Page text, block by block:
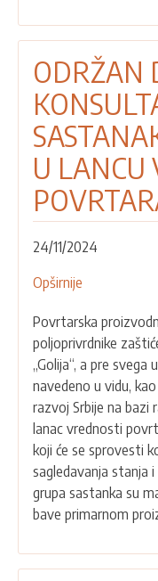
ODRŽAN
U LANCU
24/11/2024
Opširnije
DRUGI
SASTANAK
SA
AKTERIMA
U
LANCU
VREDNOSTI
POVRTARA
Povrtarska
poljoprivrdnike
„Golija“, a pre svega
navedeno u vidu,
razvoj Srbije na bazi
lanac vrednosti
koji će se sprovesti
sagledavanja stanja
grupa sastanka su
bave primarnom